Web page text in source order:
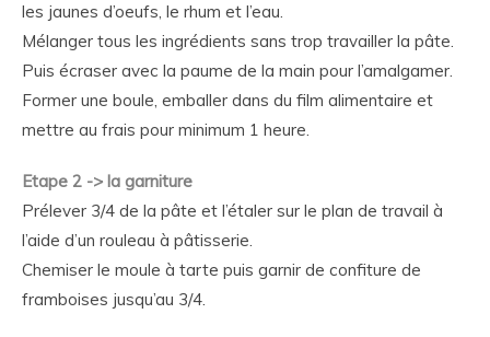
les jaunes d’oeufs, le rhum et l’eau.
Mélanger tous les ingrédients sans trop travailler la pâte.
Puis écraser avec la paume de la main pour l’amalgamer.
Former une boule, emballer dans du film alimentaire et
mettre au frais pour minimum 1 heure.
Etape 2 -> la garniture
Prélever 3/4 de la pâte et l’étaler sur le plan de travail à
l’aide d’un rouleau à pâtisserie.
Chemiser le moule à tarte puis garnir de confiture de
framboises jusqu’au 3/4.